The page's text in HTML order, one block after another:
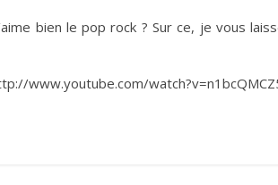
bien le pop rock ? Sur ce, je vous
www.youtube.com/